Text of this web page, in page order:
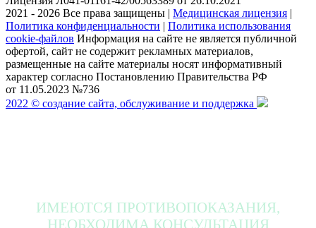
2021 - 2026 Все права защищены | Медицинская лицензия |
Политика конфиденциальности | Политика использования
cookie-файлов Информация на сайте не является публичной
офертой, сайт не содержит рекламных материалов,
размещенные на сайте материалы носят информативный
характер согласно Постановлению Правительства РФ
от 11.05.2023 №736
2022 © создание сайта, обслуживание и поддержка
ИМЕЮТСЯ ПРОТИВОПОКАЗАНИЯ,
НЕОБХОДИМА КОНСУЛЬТАЦИЯ